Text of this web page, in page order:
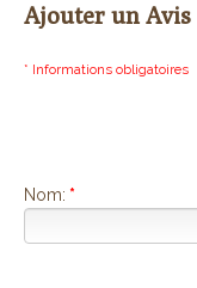
Ajouter un Avis
* Informations obligatoires
Nom: *